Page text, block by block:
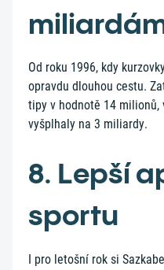
Od roku 1996, kdy
opravdu dlouhou cestu.
tipy v hodnotě 14 milionů,
vyšplhaly na 3 miliardy.
8. Lepší
sportu
I pro letošní rok si